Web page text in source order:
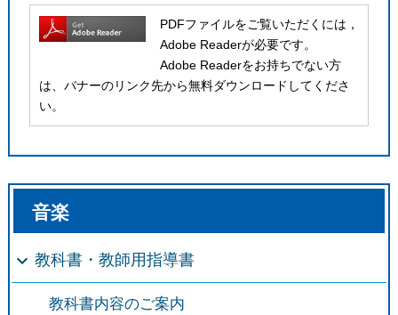
PDFファイルをご覧いただくには，
Adobe Readerが必要です。
Adobe Readerをお持ちでない方
は、バナーのリンク先から無料ダウンロードしてくださ
い。
音楽
教科書・教師用指導書
教科書内容のご案内